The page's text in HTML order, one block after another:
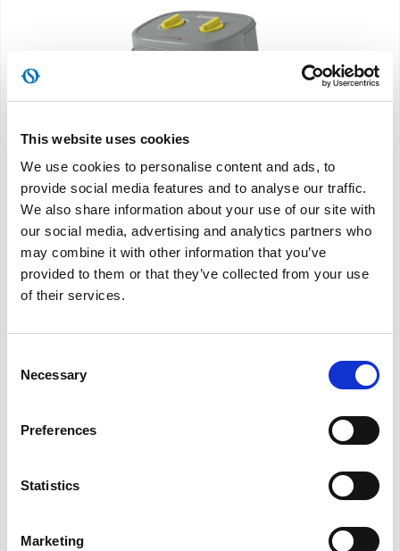
This website uses cookies
We use cookies to personalise content and ads, to
provide social media features and to analyse our traffic.
We also share information about your use of our site with
our social media, advertising and analytics partners who
may combine it with other information that you’ve
provided to them or that they’ve collected from your use
of their services.
Selection
Necessary
Preferences
Statistics
Marketing
Caldo Rock O
Ένα αερόθερμο που κάνει τη ζέστη να
λικνίζεται στον αέρα
Εγχειρίδιο χρήσης